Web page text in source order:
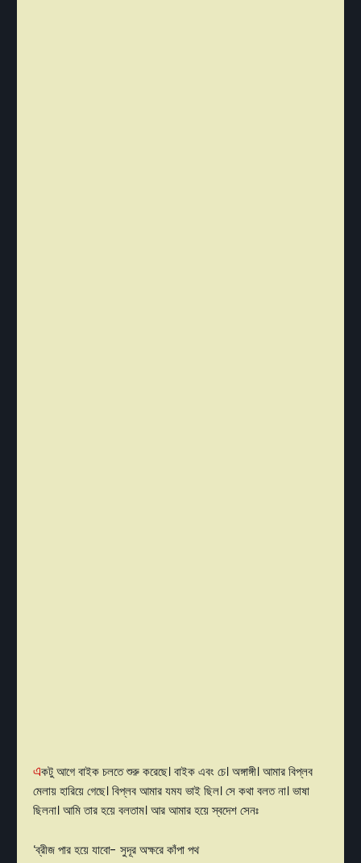
একটুআগেবাইকচলতেশুরুকরেছে।বাইকএবং চে।অঙ্গাঙ্গী।আমারবিপ্লব
মেলায়হারিয়েগেছে।বিপ্লবআমারযমযভাইছিল।সেকথাবলতনা।ভাষা
ছিলনা।আমিতারহয়েবলতাম।আরআমারহয়েস্বদেশসেনঃ
‘ব্রীজপারহয়েযাবো- সুদূরঅক্ষরেকাঁপাপথ